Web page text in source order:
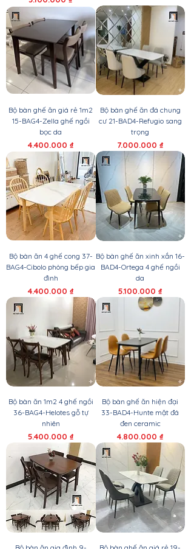
Bộ bàn ghế ăn giá rẻ 1m2
15-BAG4-Zella ghế ngồi
bọc da
Giá
4.400.000 ₫
Bộ bàn ghế ăn đá chung
cư 21-BAD4-Refugio sang
trọng
Giá
7.000.000 ₫
Bộ bàn ăn 4 ghế cong 37-
BAG4-Cibolo phòng bếp gia
đình
Giá
4.400.000 ₫
Bộ bàn ghế ăn xinh xắn 16-
BAD4-Ortega 4 ghế ngồi
da
Giá
5.100.000 ₫
Bộ bàn ăn 1m2 4 ghế ngồi
36-BAG4-Helotes gỗ tự
nhiên
Giá
5.400.000 ₫
Bộ bàn ghế ăn hiện đại
33-BAD4-Hunte mặt đá
đen ceramic
Giá
4.800.000 ₫
Bộ bàn ăn gia đình 9- Bộ bàn ghế ăn giá rẻ 19-